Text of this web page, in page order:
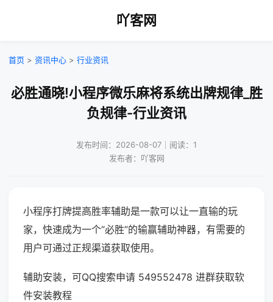
吖客网
首页 > 资讯中心 > 行业资讯
必胜通晓!小程序微乐麻将系统出牌规律_胜
负规律-行业资讯
发布时间：2026-08-07｜阅读：1
发布者：吖客网
小程序打牌提高胜率辅助是一款可以让一直输的玩
家，快速成为一个“必胜”的输赢辅助神器，有需要的
用户可通过正规渠道获取使用。
辅助安装，可QQ搜索申请 549552478 进群获取软
件安装教程